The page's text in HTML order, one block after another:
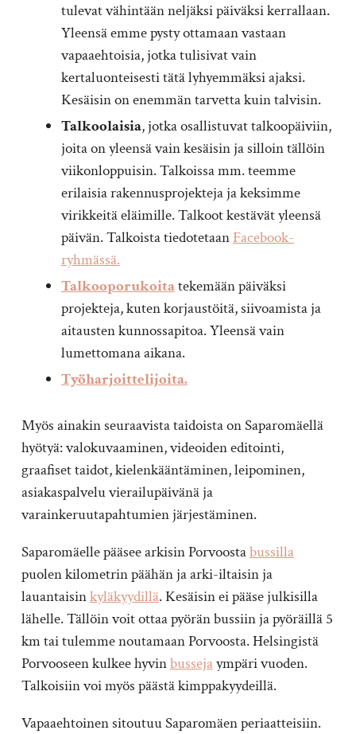
tulevat vähintään neljäksi päiväksi kerrallaan.
Yleensä emme pysty ottamaan vastaan
vapaaehtoisia, jotka tulisivat vain
kertaluonteisesti tätä lyhyemmäksi ajaksi.
Kesäisin on enemmän tarvetta kuin talvisin.
Talkoolaisia, jotka osallistuvat talkoopäiviin,
joita on yleensä vain kesäisin ja silloin tällöin
viikonloppuisin. Talkoissa mm. teemme
erilaisia rakennusprojekteja ja keksimme
virikkeitä eläimille. Talkoot kestävät yleensä
päivän. Talkoista tiedotetaanFacebook-
ryhmässä.
Talkooporukoitatekemään päiväksi
projekteja, kuten korjaustöitä, siivoamista ja
aitausten kunnossapitoa. Yleensä vain
lumettomana aikana.
Työharjoittelijoita.
Myös ainakin seuraavista taidoista on Saparomäellä
hyötyä: valokuvaaminen, videoiden editointi,
graafiset taidot, kielenkääntäminen, leipominen,
asiakaspalvelu vierailupäivänä ja
varainkeruutapahtumien järjestäminen.
Saparomäelle pääsee arkisin Porvoostabussilla
puolen kilometrin päähän ja arki-iltaisin ja
lauantaisinkyläkyydillä. Kesäisin ei pääse julkisilla
lähelle. Tällöin voit ottaa pyörän bussiin ja pyöräillä 5
km tai tulemme noutamaan Porvoosta. Helsingistä
Porvooseen kulkee hyvinbussejaympäri vuoden.
Talkoisiin voi myös päästä kimppakyydeillä.
Vapaaehtoinen sitoutuu Saparomäen periaatteisiin.